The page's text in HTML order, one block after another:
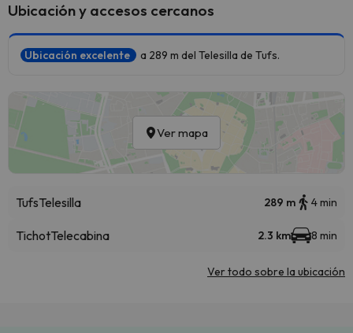
Ubicación y accesos cercanos
Ubicación excelente a 289 m del Telesilla de Tufs.
Ver mapa
TufsTelesilla 289 m 4 min
TichotTelecabina 2.3 km 8 min
Ver todo sobre la ubicación